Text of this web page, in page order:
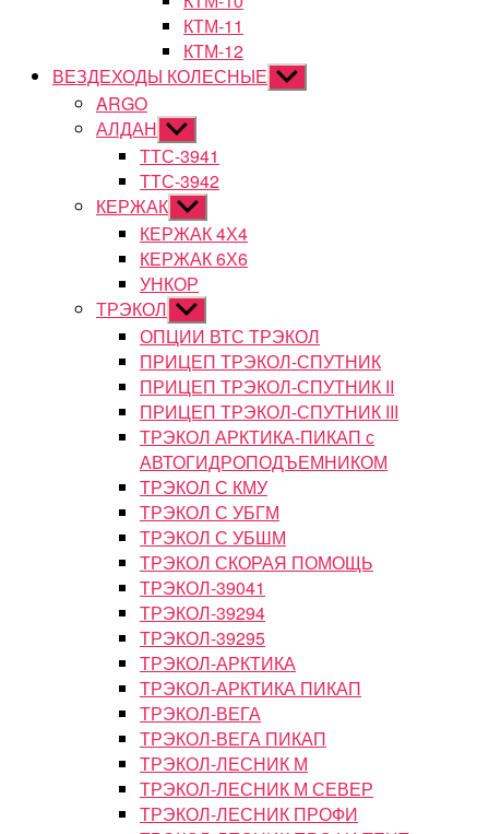
КТМ-11
КТМ-12
ВЕЗДЕХОДЫ КОЛЕСНЫЕ Показывать
подменю
ARGO
АЛДАН Показывать
подменю
ТТС-3941
ТТС-3942
КЕРЖАК Показывать
подменю
КЕРЖАК 4Х4
КЕРЖАК 6Х6
УНКОР
ТРЭКОЛ Показывать
подменю
ОПЦИИ ВТС ТРЭКОЛ
ПРИЦЕП ТРЭКОЛ-СПУТНИК
ПРИЦЕП ТРЭКОЛ-СПУТНИК II
ПРИЦЕП ТРЭКОЛ-СПУТНИК III
ТРЭКОЛ АРКТИКА-ПИКАП с
АВТОГИДРОПОДЪЕМНИКОМ
ТРЭКОЛ С КМУ
ТРЭКОЛ С УБГМ
ТРЭКОЛ С УБШМ
ТРЭКОЛ СКОРАЯ ПОМОЩЬ
ТРЭКОЛ-39041
ТРЭКОЛ-39294
ТРЭКОЛ-39295
ТРЭКОЛ-АРКТИКА
ТРЭКОЛ-АРКТИКА ПИКАП
ТРЭКОЛ-ВЕГА
ТРЭКОЛ-ВЕГА ПИКАП
ТРЭКОЛ-ЛЕСНИК М
ТРЭКОЛ-ЛЕСНИК М СЕВЕР
ТРЭКОЛ-ЛЕСНИК ПРОФИ